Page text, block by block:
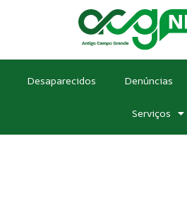
Desaparecidos Denúncias
Serviços